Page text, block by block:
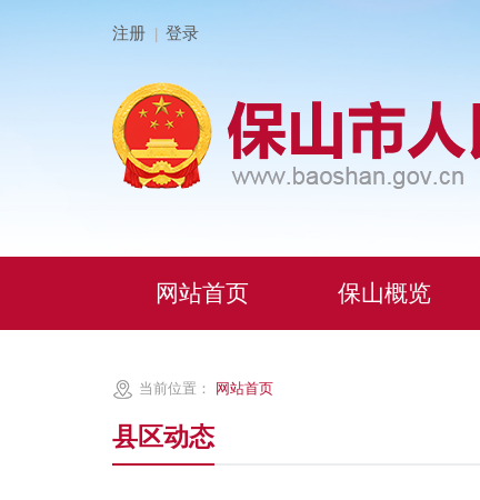
注册 登录
网站首页 保山概览
当前位置： 网站首页
县区动态